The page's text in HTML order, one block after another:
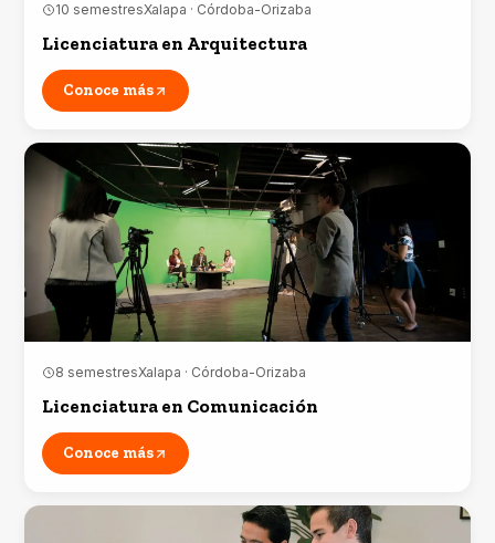
10 semestresXalapa · Córdoba-Orizaba
Licenciatura en Arquitectura
Conoce más
8 semestresXalapa · Córdoba-Orizaba
Licenciatura en Comunicación
Conoce más